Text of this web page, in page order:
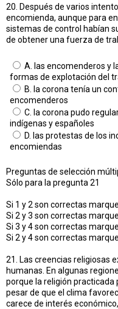
20. Después de varios
encomienda, aunque para
sistemas de control habían
de obtener una fuerza de
A. las encomenderos y
formas de explotación del
B. la corona tenía un
encomenderos
C. la corona pudo
indígenas y españoles
D. las protestas de los
encomiendas
Preguntas de selección
Sólo para la pregunta 21
Si 1 y 2 son correctas
Si 2 y 3 son correctas
Si 3 y 4 son correctas
Si 2 y 4 son correctas
21. Las creencias religiosas
humanas. En algunas
porque la religión practicada
pesar de que el clima
carece de interés